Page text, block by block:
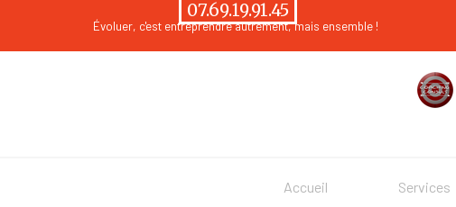
07.69.19.91.45
Évoluer, c'est entreprendre autrement, mais ensemble !
Accueil
Services